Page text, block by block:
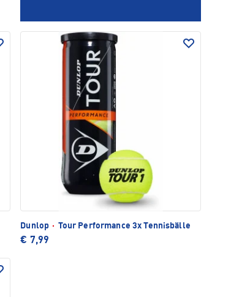
Dunlop · Tour Performance 3x Tennisbälle
€ 7,99